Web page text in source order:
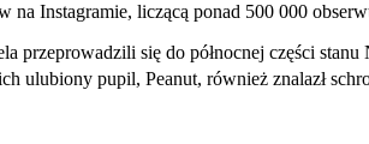
na Instagramie, liczącą ponad 500 000
przeprowadzili się do północnej części
ulubiony pupil, Peanut, również znalazł